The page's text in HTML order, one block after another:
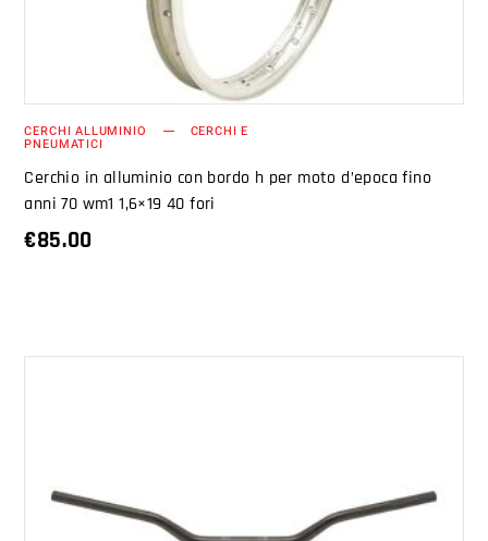
CERCHI ALLUMINIO CERCHI E
PNEUMATICI
Cerchio in alluminio con bordo h per moto d’epoca fino
anni 70 wm1 1,6×19 40 fori
€85.00
AGGIUNGI AL CARRELLO